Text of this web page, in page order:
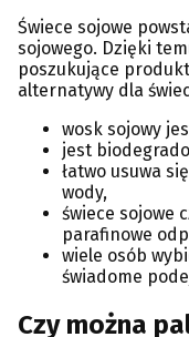
Świece sojowe
sojowego. Dzięki
poszukujące
alternatywy dla
wosk sojowy
jest
łatwo usuwa
wody,
świece sojowe
parafinowe
wiele osób
świadome
Czy można